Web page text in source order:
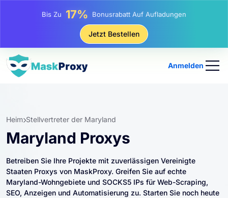
Bis Zu 25% Rabatt Auf Statische IP-Käufe
81% Rabatt Auf Rotierende IP Einkäufe
Jetzt Bestellen
Anmelden
Heim Stellvertreter der Maryland
Maryland Proxys
Betreiben Sie Ihre Projekte mit zuverlässigen Vereinigte
Staaten Proxys von MaskProxy. Greifen Sie auf echte
Maryland-Wohngebiete und SOCKS5 IPs für Web-Scraping,
SEO, Anzeigen und Automatisierung zu. Starten Sie noch heute